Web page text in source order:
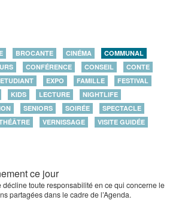
BROCANTE CINÉMA
COMMUNAL
CONFÉRENCE CONSEIL
CONTE
ETUDIANT EXPO FAMILLE
FESTIVAL
KIDS LECTURE
NIGHTLIFE
SENIORS SOIRÉE
SPECTACLE
VERNISSAGE VISITE GUIDÉE
ce jour
toute responsabilité en ce qui concerne le
partagées dans le cadre de l’Agenda.